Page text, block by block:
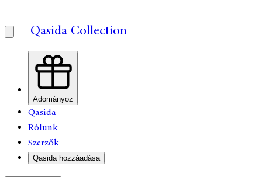
Qasida Collection
Adományoz
Qasida
Rólunk
Szerzők
Qasida hozzáadása